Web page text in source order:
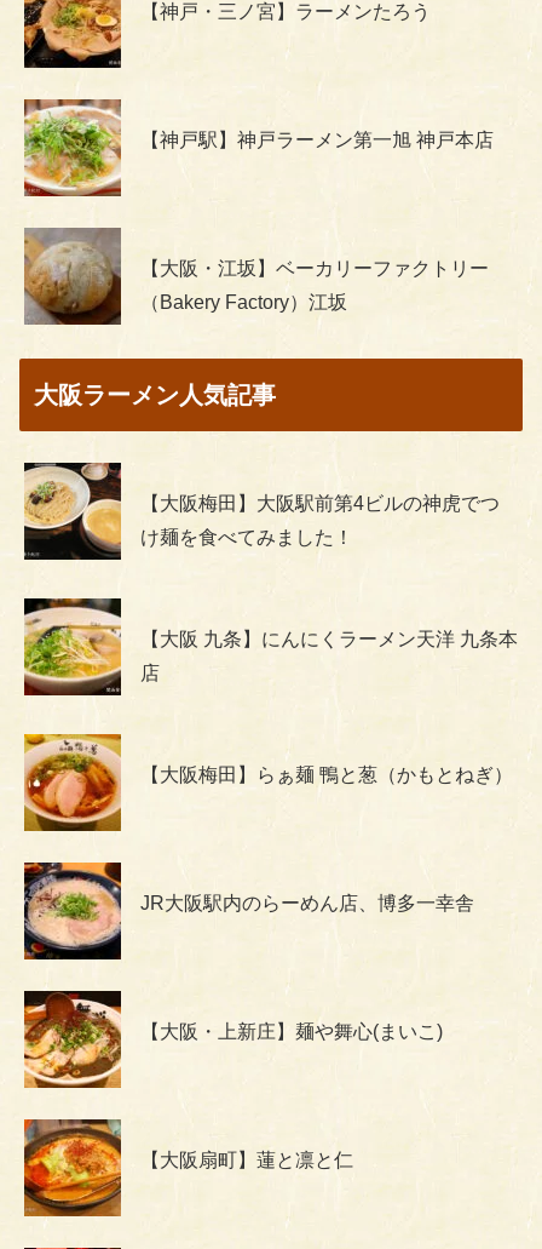
【神戸・三ノ宮】ラーメンたろう
【神戸駅】神戸ラーメン第一旭 神戸本店
【大阪・江坂】ベーカリーファクトリー
（Bakery Factory）江坂
大阪ラーメン人気記事
【大阪梅田】大阪駅前第4ビルの神虎でつ
け麺を食べてみました！
【大阪 九条】にんにくラーメン天洋 九条本
店
【大阪梅田】らぁ麺 鴨と葱（かもとねぎ）
JR大阪駅内のらーめん店、博多一幸舎
【大阪・上新庄】麺や舞心(まいこ)
【大阪扇町】蓮と凛と仁